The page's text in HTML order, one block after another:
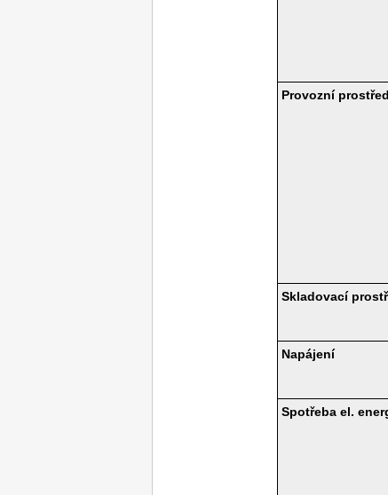
Provozní
Skladovací
Napájení
Spotřeba el.